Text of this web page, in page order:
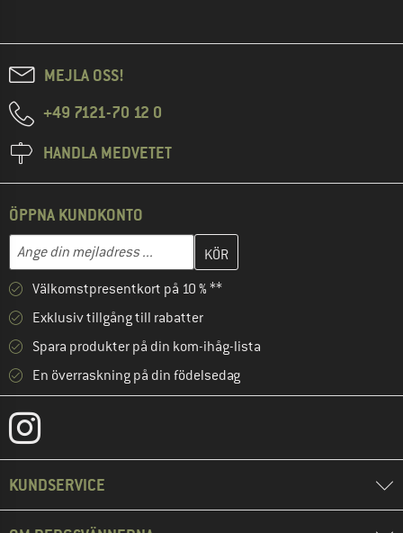
MEJLA OSS!
+49 7121-70 12 0
HANDLA MEDVETET
ÖPPNA KUNDKONTO
Mejladress
Skriv in din e-postadress här och skapa ditt kundkonto i nästa
Välkomstpresentkort på 10 % **
Exklusiv tillgång till rabatter
Spara produkter på din kom-ihåg-lista
En överraskning på din födelsedag
KUNDSERVICE